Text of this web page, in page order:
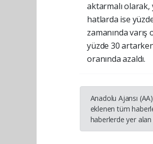
aktarmalı olarak,
hatlarda ise
zamanında
yüzde 30
oranında azaldı.
Anadolu Ajansı
eklenen tüm
haberlerde yer